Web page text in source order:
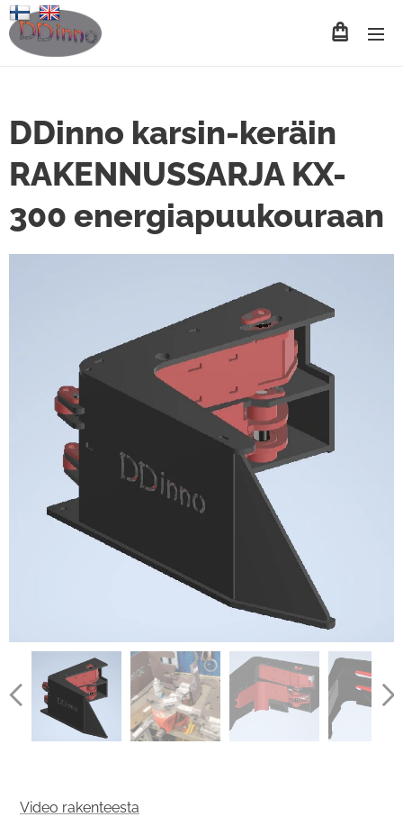
DDinno karsin-keräin
RAKENNUSSARJA KX-
300 energiapuukouraan
Video rakenteesta